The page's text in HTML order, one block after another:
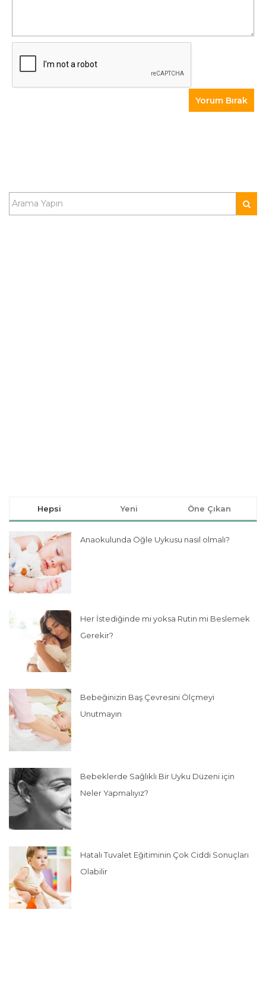
Hepsi Yeni Öne Çıkan
Anaokulunda Öğle Uykusu nasıl olmalı?
Her İstediğinde mi yoksa Rutin mi Beslemek
Gerekir?
Bebeğinizin Baş Çevresini Ölçmeyi
Unutmayın
Bebeklerde Sağlıklı Bir Uyku Düzeni için
Neler Yapmalıyız?
Hatalı Tuvalet Eğitiminin Çok Ciddi Sonuçları
Olabilir